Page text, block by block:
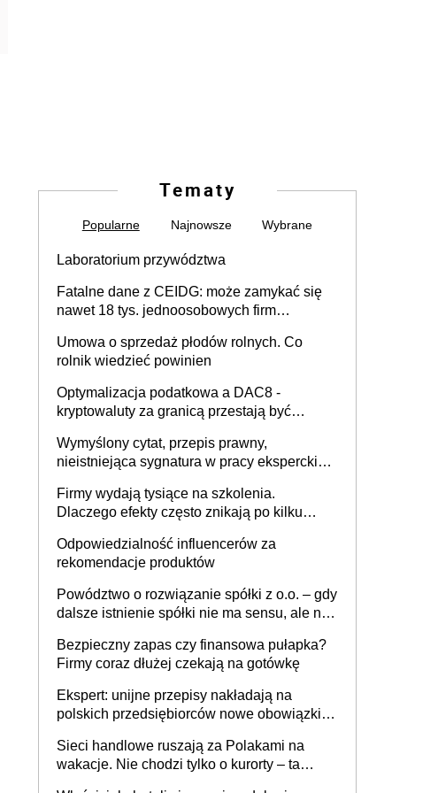
Tematy
Popularne Najnowsze Wybrane
Laboratorium przywództwa
Fatalne dane z CEIDG: może zamykać się
nawet 18 tys. jednoosobowych firm
Umowa o sprzedaż płodów rolnych. Co
rolnik wiedzieć powinien
Optymalizacja podatkowa a DAC8 -
kryptowaluty za granicą przestają być
Wymyślony cytat, przepis prawny,
nieistniejąca sygnatura w pracy eksperckiej -
firmie
Firmy wydają tysiące na szkolenia.
Dlaczego efekty często znikają po kilku
Odpowiedzialność influencerów za
rekomendacje produktów
Powództwo o rozwiązanie spółki z o.o. – gdy
dalsze istnienie spółki nie ma sensu, ale nie
Bezpieczny zapas czy finansowa pułapka?
Firmy coraz dłużej czekają na gotówkę
Ekspert: unijne przepisy nakładają na
polskich przedsiębiorców nowe obowiązki w
Sieci handlowe ruszają za Polakami na
wakacje. Nie chodzi tylko o kurorty – ta